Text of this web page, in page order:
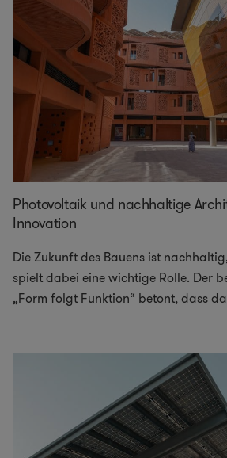
Photovoltaik und nachhaltige
Innovation
Die Zukunft des Bauens ist
spielt dabei eine wichtige Rolle. Der
„Form folgt Funktion“ betont, dass